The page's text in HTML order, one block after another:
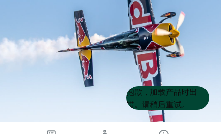
Product
List
Product
List
抱歉，加载产品时出
错。请稍后重试。